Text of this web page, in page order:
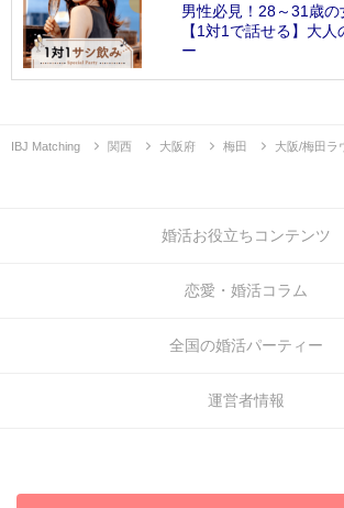
男性必見！28～31歳
【1対1で話せる】大
ー
IBJ Matching 関西 大阪府 梅田 大阪/梅田ラ
婚活お役立ちコンテンツ
恋愛・婚活コラム
全国の婚活パーティー
運営者情報